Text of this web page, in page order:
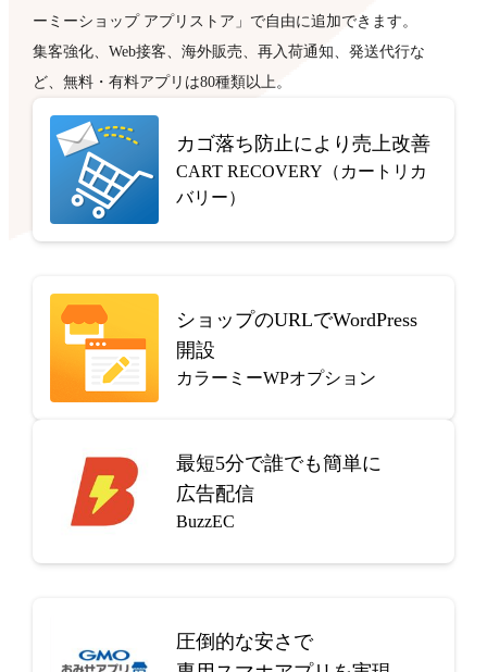
ーミーショップ アプリストア」で自由に追加できます。
集客強化、Web接客、海外販売、再入荷通知、発送代行な
ど、無料・有料アプリは80種類以上。
カゴ落ち防止により売上改善
CART RECOVERY（カートリカ
バリー）
ショップのURLでWordPress
開設
カラーミーWPオプション
最短5分で誰でも簡単に
広告配信
BuzzEC
圧倒的な安さで